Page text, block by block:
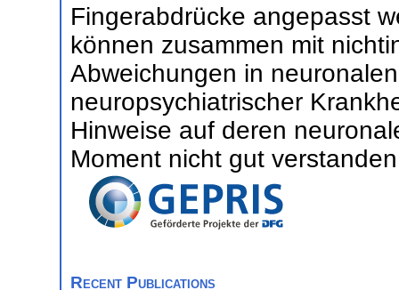
Fingerabdrücke angepasst
können zusammen mit
Abweichungen in
neuropsychiatrischer
Hinweise auf deren
Moment nicht gut
Recent Publications